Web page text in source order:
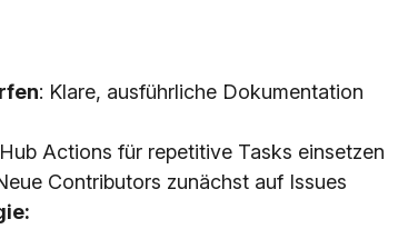
: Klare, ausführliche Dokumentation
Actions für repetitive Tasks einsetzen
Contributors zunächst auf Issues